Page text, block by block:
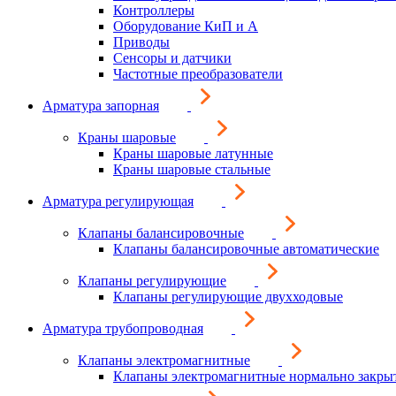
Контроллеры
Оборудование КиП и А
Приводы
Сенсоры и датчики
Частотные преобразователи
Арматура запорная
Краны шаровые
Краны шаровые латунные
Краны шаровые стальные
Арматура регулирующая
Клапаны балансировочные
Клапаны балансировочные автоматические
Клапаны регулирующие
Клапаны регулирующие двухходовые
Арматура трубопроводная
Клапаны электромагнитные
Клапаны электромагнитные нормально